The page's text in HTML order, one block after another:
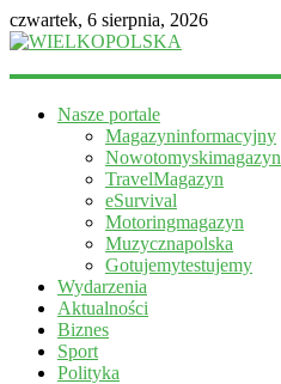
czwartek, 6 sierpnia, 2026
WIELKOPOLSKA
informacyjny
Nasze portale
Magazyninformacyjny
Nowotomyskimagazyn
TravelMagazyn
eSurvival
Motoringmagazyn
Muzycznapolska
Gotujemytestujemy
Wydarzenia
Aktualności
Biznes
Sport
Polityka